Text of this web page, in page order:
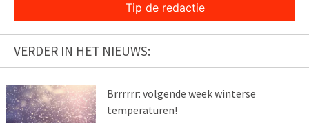
Tip de redactie
VERDER IN HET NIEUWS:
Brrrrrr: volgende week winterse
temperaturen!